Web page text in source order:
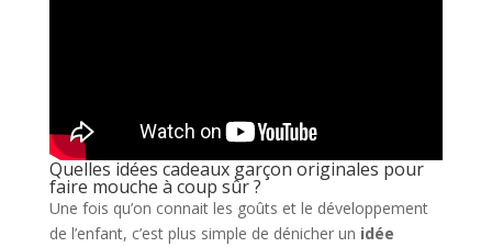
Quelles idées cadeaux garçon originales pour
faire mouche à coup sûr ?
Une fois qu’on connait les goûts et le développement
de l’enfant, c’est plus simple de dénicher un idée